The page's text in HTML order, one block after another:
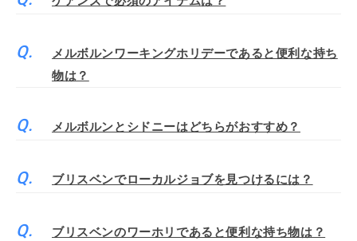
メルボルンワーキングホリデーであると便利な持ち
物は？
メルボルンとシドニーはどちらがおすすめ？
ブリスベンでローカルジョブを見つけるには？
ブリスベンのワーホリであると便利な持ち物は？